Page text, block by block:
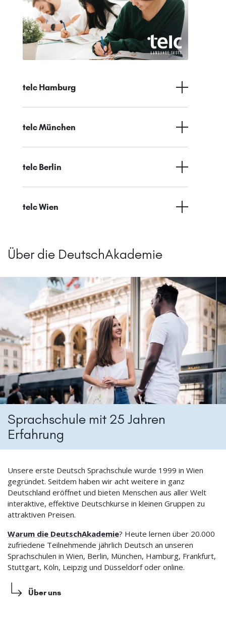
telc Hamburg
telc München
telc Berlin
telc Wien
Über die DeutschAkademie
Sprachschule mit 25 Jahren
Erfahrung
Unsere erste Deutsch Sprachschule wurde 1999 in Wien
gegründet. Seitdem haben wir acht weitere in ganz
Deutschland eröffnet und bieten Menschen aus aller Welt
interaktive, effektive Deutschkurse in kleinen Gruppen zu
attraktiven Preisen.
Warum die DeutschAkademie? Heute lernen über 20.000
zufriedene Teilnehmende jährlich Deutsch an unseren
Sprachschulen in Wien, Berlin, München, Hamburg, Frankfurt,
Stuttgart, Köln, Leipzig und Düsseldorf oder online.
Über uns